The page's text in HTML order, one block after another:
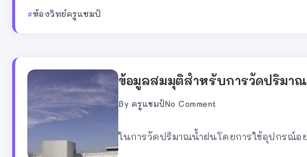
ห้องวิทย์ครูแชมป์
ข้อมูลสมมุติสำหรับการวัดปริมา
By ครูแชมป์No Comment
ในการวัดปริมาณน้ำฝนโดยการใช้อุปกรณ์อ